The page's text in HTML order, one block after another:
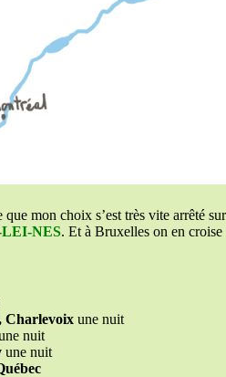
que mon choix s’est très vite arrêté
LEI-NES. Et à Bruxelles on en croise
Charlevoix une nuit
nuit
une nuit